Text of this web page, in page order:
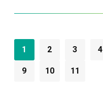
1 2 3 4
9 10 11